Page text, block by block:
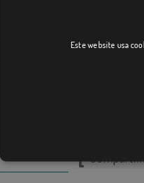
Zazuar
Este website usa